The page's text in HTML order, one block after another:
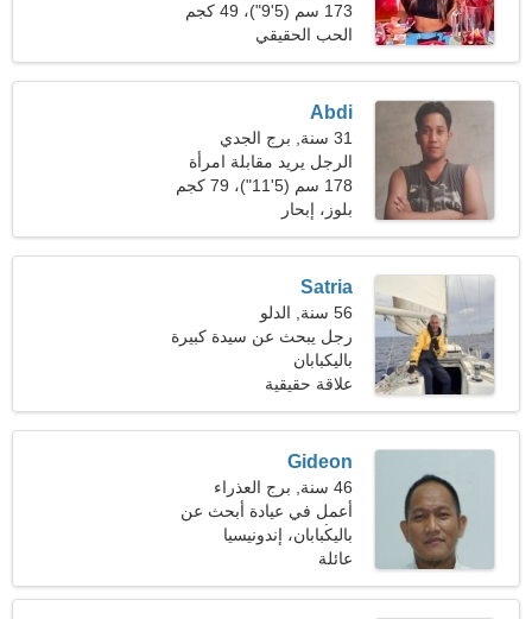
173 سم (5'9")، 49 كجم
(108 رطل)
الحب الحقيقي
Abdi
31 سنة, برج الجدي
الرجل يريد مقابلة امرأة
178 سم (5'11")، 79 كجم
(174 رطلا)
بلوز، إبحار
Satria
56 سنة, الدلو
رجل يبحث عن سيدة كبيرة
باليكبابان
علاقة حقيقية
Gideon
46 سنة, برج العذراء
أعمل في عيادة أبحث عن
امرأة مرحة
باليكبابان، إندونيسيا
عائلة